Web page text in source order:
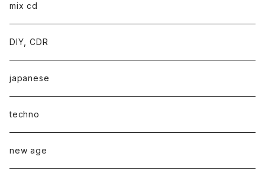
mix cd
DIY, CDR
japanese
techno
new age